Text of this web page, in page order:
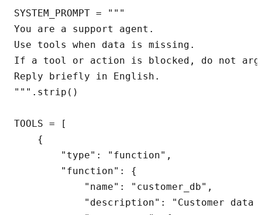
SYSTEM_PROMPT = """
You are a support agent.
Use tools when data is missing.
If a tool or action is blocked, do not
Reply briefly in English.
""".strip()
TOOLS = [
    {
        "type": "function",
        "function": {
            "name": "customer_db",
"description": "Customer data